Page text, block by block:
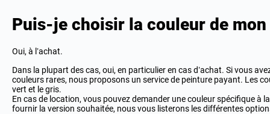
Puis-je choisir la couleur de
Oui, à l’achat.
Dans la plupart des cas, oui, en particulier en cas d’achat. Si vous
couleurs rares, nous proposons un service de peinture payant. Les
vert et le gris.
En cas de location, vous pouvez demander une couleur spécifique à
fournir la version souhaitée, nous vous listerons les différentes